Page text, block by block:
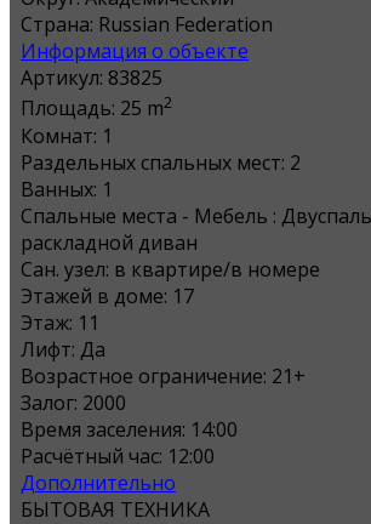
Страна: Russian Federation
Информация о объекте
Артикул: 83825
Площадь: 25 m2
Комнат: 1
Раздельных спальных мест: 2
Ванных: 1
Спальные места - Мебель :
раскладной диван
Сан. узел: в квартире/в номере
Этажей в доме: 17
Этаж: 11
Лифт: Да
Возрастное ограничение: 21+
Залог: 2000
Время заселения: 14:00
Расчётный час: 12:00
Дополнительно
БЫТОВАЯ ТЕХНИКА